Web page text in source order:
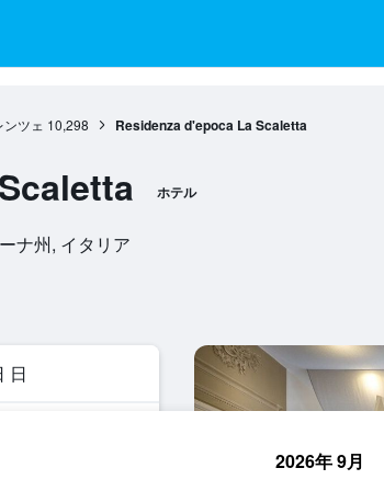
ンツェ 10,298 Residenza d'epoca La Scaletta
ホテル
ナ州, イタリア
日
2026年 9月